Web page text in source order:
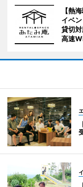
【熱
イベ
貸切
高速